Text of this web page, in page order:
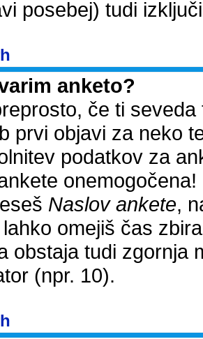
posebej) tudi
anketo?
če ti
prvi objavi za neko
podatkov za
Naslov ankete,
omejiš čas
obstaja tudi zgornja
(npr. 10).